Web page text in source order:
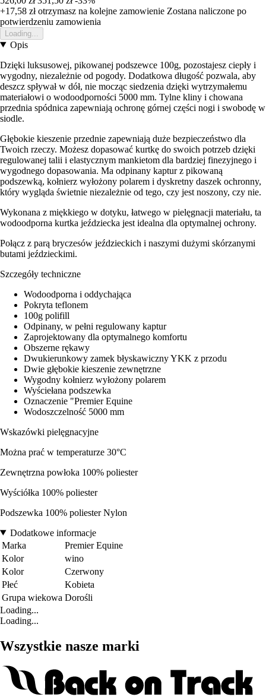
+17,58 złotrzymasz na kolejne zamowienie Zostana naliczone po
potwierdzeniu zamowienia
Loading...
Opis
Dzięki luksusowej, pikowanej podszewce 100g, pozostajesz ciepły i
wygodny, niezależnie od pogody. Dodatkowa długość pozwala, aby
deszcz spływał w dół, nie mocząc siedzenia dzięki wytrzymałemu
materiałowi o wodoodporności 5000 mm. Tylne kliny i chowana
przednia spódnica zapewniają ochronę górnej części nogi i swobodę w
siodle.
Głębokie kieszenie przednie zapewniają duże bezpieczeństwo dla
Twoich rzeczy. Możesz dopasować kurtkę do swoich potrzeb dzięki
regulowanej talii i elastycznym mankietom dla bardziej finezyjnego i
wygodnego dopasowania. Ma odpinany kaptur z pikowaną
podszewką, kołnierz wyłożony polarem i dyskretny daszek ochronny,
który wygląda świetnie niezależnie od tego, czy jest noszony, czy nie.
Wykonana z miękkiego w dotyku, łatwego w pielęgnacji materiału, ta
wodoodporna kurtka jeździecka jest idealna dla optymalnej ochrony.
Połącz z parą bryczesów jeździeckich i naszymi dużymi skórzanymi
butami jeździeckimi.
Szczegóły techniczne
Wodoodporna i oddychająca
Pokryta teflonem
100g polifill
Odpinany, w pełni regulowany kaptur
Zaprojektowany dla optymalnego komfortu
Obszerne rękawy
Dwukierunkowy zamek błyskawiczny YKK z przodu
Dwie głębokie kieszenie zewnętrzne
Wygodny kołnierz wyłożony polarem
Wyściełana podszewka
Oznaczenie "Premier Equine
Wodoszczelność 5000 mm
Wskazówki pielęgnacyjne
Można prać w temperaturze 30°C
Zewnętrzna powłoka 100% poliester
Wyściółka 100% poliester
Podszewka 100% poliester Nylon
Dodatkowe informacje
Marka
Premier Equine
Kolor
wino
Kolor
Czerwony
Płeć
Kobieta
Grupa wiekowa Dorośli
Loading...
Loading...
Wszystkie nasze marki